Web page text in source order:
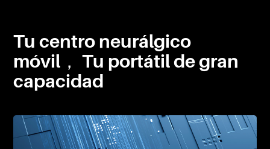
Tu centro neurálgico
móvil， Tu portátil de gran
capacidad